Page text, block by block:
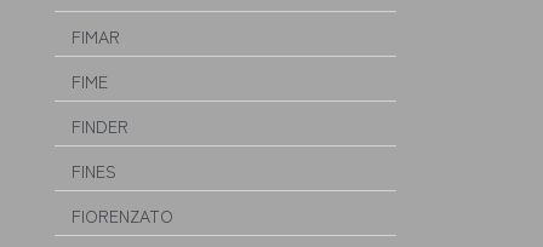
FIMAR
FIME
FINDER
FINES
FIORENZATO